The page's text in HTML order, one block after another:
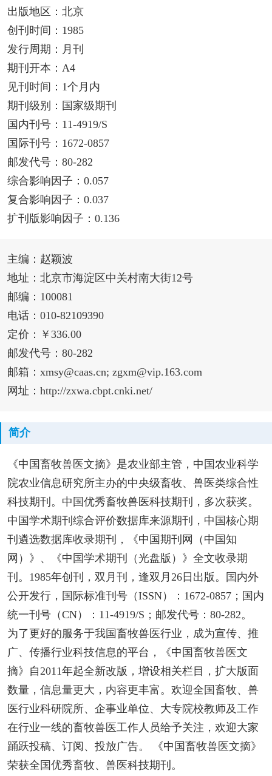
出版地区：北京
创刊时间：1985
发行周期：月刊
期刊开本：A4
见刊时间：1个月内
期刊级别：国家级期刊
国内刊号：11-4919/S
国际刊号：1672-0857
邮发代号：80-282
综合影响因子：0.057
复合影响因子：0.037
扩刊版影响因子：0.136
主编：赵颖波
地址：北京市海淀区中关村南大街12号
邮编：100081
电话：010-82109390
定价：￥336.00
邮发代号：80-282
邮箱：xmsy@caas.cn; zgxm@vip.163.com
网址：http://zxwa.cbpt.cnki.net/
简介
《中国畜牧兽医文摘》是农业部主管，中国农业科学
院农业信息研究所主办的中央级畜牧、兽医类综合性
科技期刊。中国优秀畜牧兽医科技期刊，多次获奖。
中国学术期刊综合评价数据库来源期刊，中国核心期
刊遴选数据库收录期刊，《中国期刊网（中国知
网）》、《中国学术期刊（光盘版）》全文收录期
刊。1985年创刊，双月刊，逢双月26日出版。国内外
公开发行，国际标准刊号（ISSN）：1672-0857；国内
统一刊号（CN）：11-4919/S；邮发代号：80-282。
为了更好的服务于我国畜牧兽医行业，成为宣传、推
广、传播行业科技信息的平台，《中国畜牧兽医文
摘》自2011年起全新改版，增设相关栏目，扩大版面
数量，信息量更大，内容更丰富。欢迎全国畜牧、兽
医行业科研院所、企事业单位、大专院校教师及工作
在行业一线的畜牧兽医工作人员给予关注，欢迎大家
踊跃投稿、订阅、投放广告。 《中国畜牧兽医文摘》
荣获全国优秀畜牧、兽医科技期刊。